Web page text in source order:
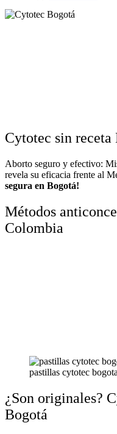
Cytotec sin receta
Aborto seguro y efectivo:
revela su eficacia frente al
segura en Bogotá!
Métodos
Colombia
pastillas cytotec bogota
¿Son originales?
Bogotá